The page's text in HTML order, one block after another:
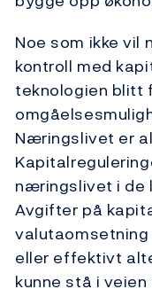
Noe som ikke vil
kontroll med
teknologien blitt
Næringslivet er
næringslivet i de
Avgifter på
eller effektivt
kunne stå i